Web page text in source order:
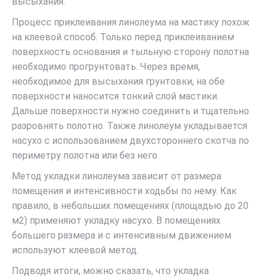
Процесс приклеивания линолеума на мастику похож
на клеевой способ. Только перед приклеиванием
поверхность основания и тыльную сторону полотна
необходимо прогрунтовать. Через время,
необходимое для высыхания грунтовки, на обе
поверхности наносится тонкий слой мастики.
Дальше поверхности нужно соединить и тщательно
разровнять полотно. Также линолеум укладывается
насухо с использованием двухстороннего скотча по
периметру полотна или без него.
Метод укладки линолеума зависит от размера
помещения и интенсивности ходьбы по нему. Как
правило, в небольших помещениях (площадью до 20
м2) применяют укладку насухо. В помещениях
большего размера и с интенсивным движением
используют клеевой метод.
Подводя итоги, можно сказать, что укладка